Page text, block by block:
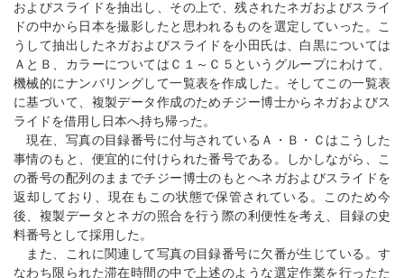
およびスライドを抽出し、その上で、残されたネガおよびスライ
ドの中から日本を撮影したと思われるものを選定していった。こ
うして抽出したネガおよびスライドを小田氏は、白黒については
ＡとＢ、カラーについてはＣ１～Ｃ５というグループにわけて、
機械的にナンバリングして一覧表を作成した。そしてこの一覧表
に基づいて、複製データ作成のためチジー博士からネガおよびス
ライドを借用し日本へ持ち帰った。
現在、写真の目録番号に付与されているＡ・Ｂ・Ｃはこうした
事情のもと、便宜的に付けられた番号である。しかしながら、こ
の番号の配列のままでチジー博士のもとへネガおよびスライドを
返却しており、現在もこの状態で保管されている。このため今
後、複製データとネガの照合を行う際の利便性を考え、目録の史
料番号として採用した。
また、これに関連して写真の目録番号に欠番が生じている。す
なわち限られた滞在時間の中で上述のような選定作業を行ったた